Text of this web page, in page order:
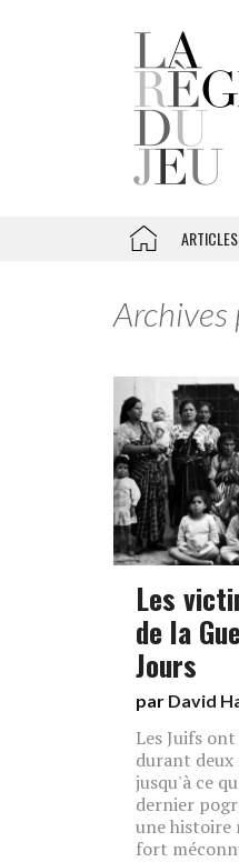
ARTICLES
Archives
Les
de la
Jours
par David
Les Juifs
durant
jusqu'à ce
dernier
une histoire
fort